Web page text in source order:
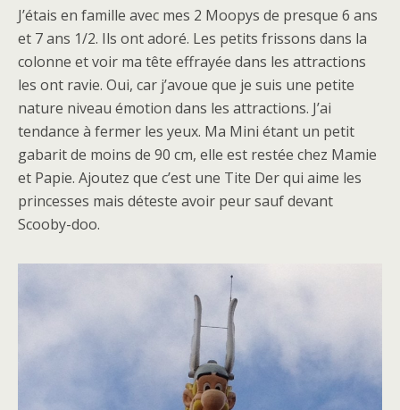
J’étais en famille avec mes 2 Moopys de presque 6 ans
et 7 ans 1/2. Ils ont adoré. Les petits frissons dans la
colonne et voir ma tête effrayée dans les attractions
les ont ravie. Oui, car j’avoue que je suis une petite
nature niveau émotion dans les attractions. J’ai
tendance à fermer les yeux. Ma Mini étant un petit
gabarit de moins de 90 cm, elle est restée chez Mamie
et Papie. Ajoutez que c’est une Tite Der qui aime les
princesses mais déteste avoir peur sauf devant
Scooby-doo.